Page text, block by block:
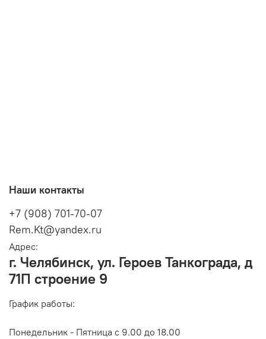
Наши контакты
+7 (908) 701-70-07
Rem.Kt@yandex.ru
Адрес:
г. Челябинск, ул. Героев Танкограда, д
71П строение 9
График работы:
Понедельник - Пятница с 9.00 до 18.00